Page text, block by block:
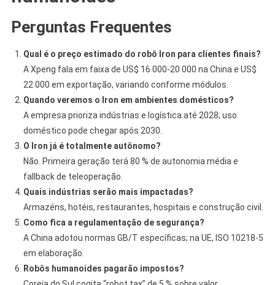
Perguntas Frequentes
Qual é o preço estimado do robô Iron para clientes finais?
A Xpeng fala em faixa de US$ 16 000-20 000 na China e US$
22 000 em exportação, variando conforme módulos.
Quando veremos o Iron em ambientes domésticos?
A empresa prioriza indústrias e logística até 2028; uso
doméstico pode chegar após 2030.
O Iron já é totalmente autônomo?
Não. Primeira geração terá 80 % de autonomia média e
fallback de teleoperação.
Quais indústrias serão mais impactadas?
Armazéns, hotéis, restaurantes, hospitais e construção civil.
Como fica a regulamentação de segurança?
A China adotou normas GB/T específicas; na UE, ISO 10218-5
em elaboração.
Robôs humanoides pagarão impostos?